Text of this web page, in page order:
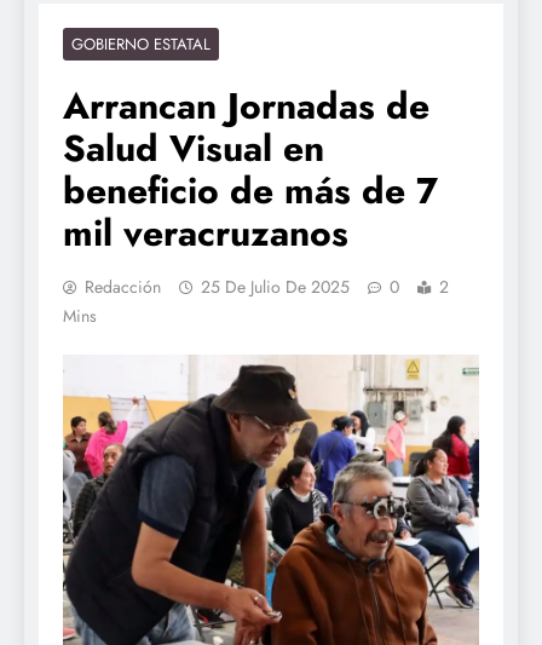
GOBIERNO ESTATAL
Arrancan Jornadas de
Salud Visual en
beneficio de más de 7
mil veracruzanos
Redacción 25 De Julio De 2025 0
2
Mins